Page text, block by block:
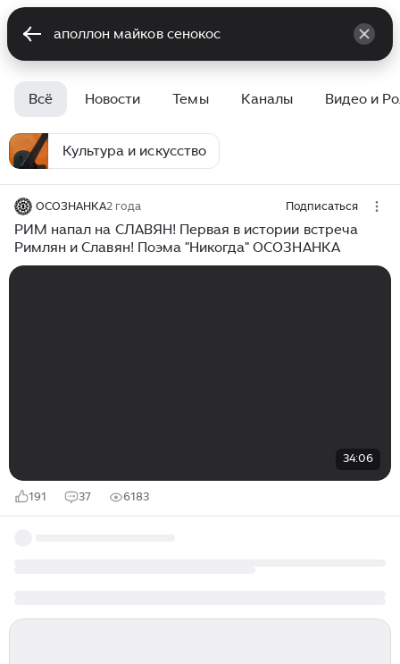
Всё Новости Темы Каналы Видео и
Культура и искусство
ОСОЗНАНКА2 года Подписаться
РИМ напал на СЛАВЯН! Первая в истории встреча
Римлян и Славян! Поэма "Никогда" ОСОЗНАНКА
34:06
191 37 6183